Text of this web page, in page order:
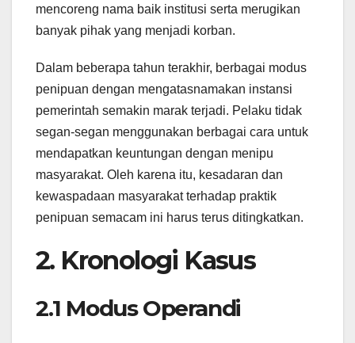
mencoreng nama baik institusi serta merugikan
banyak pihak yang menjadi korban.
Dalam beberapa tahun terakhir, berbagai modus
penipuan dengan mengatasnamakan instansi
pemerintah semakin marak terjadi. Pelaku tidak
segan-segan menggunakan berbagai cara untuk
mendapatkan keuntungan dengan menipu
masyarakat. Oleh karena itu, kesadaran dan
kewaspadaan masyarakat terhadap praktik
penipuan semacam ini harus terus ditingkatkan.
2. Kronologi Kasus
2.1 Modus Operandi